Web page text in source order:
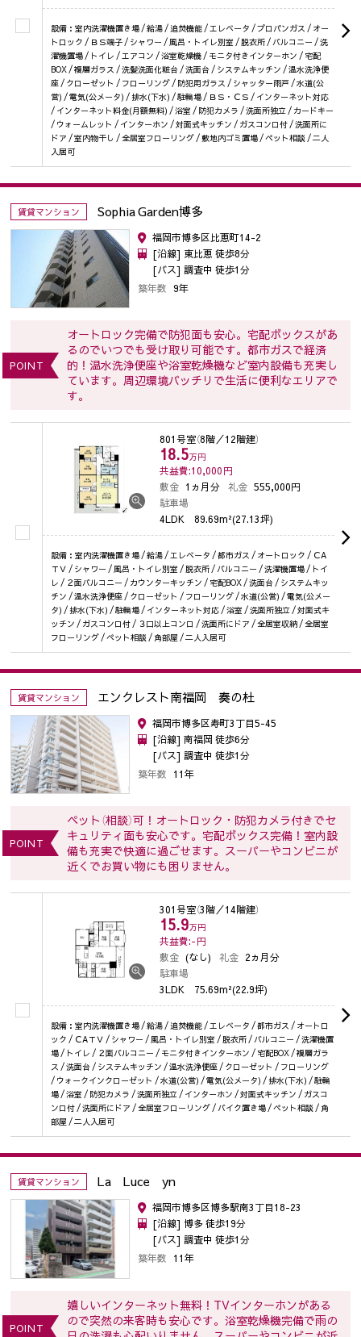
設備：室内洗濯機置き場 / 給湯 / 追焚機能 / エレベータ / プロパンガス / オー
トロック / ＢＳ端子 / シャワー / 風呂・トイレ別室 / 脱衣所 / バルコニー / 洗
濯機置場 / トイレ / エアコン / 浴室乾燥機 / モニタ付きインターホン / 宅配
BOX / 複層ガラス / 洗髪洗面化粧台 / 洗面台 / システムキッチン / 温水洗浄便
座 / クローゼット / フローリング / 防犯用ガラス / シャッター雨戸 / 水道(公
営) / 電気(公メータ) / 排水(下水) / 駐輪場 / ＢＳ・ＣＳ / インターネット対応
/ インターネット料金(月額無料) / 浴室 / 防犯カメラ / 洗面所独立 / カードキー
/ ウォームレット / インターホン / 対面式キッチン / ガスコンロ付 / 洗面所に
ドア / 室内物干し / 全居室フローリング / 敷地内ゴミ置場 / ペット相談 / 二人
入居可
賃貸マンション Sophia Garden博多
福岡市博多区比恵町14-2
[沿線] 東比恵 徒歩8分
[バス] 調査中 徒歩1分
築年数 9年
POINT
オートロック完備で防犯面も安心。宅配ボックスがあ
るのでいつでも受け取り可能です。都市ガスで経済
的！温水洗浄便座や浴室乾燥機など室内設備も充実し
ています。周辺環境バッチリで生活に便利なエリアで
す。
801号室（8階／12階建）
18.5万円
共益費:10,000円
敷金 1ヵ月分 礼金 555,000円
駐車場
4LDK 89.69m²(27.13坪)
設備：室内洗濯機置き場 / 給湯 / エレベータ / 都市ガス / オートロック / ＣA
ＴＶ / シャワー / 風呂・トイレ別室 / 脱衣所 / バルコニー / 洗濯機置場 / トイ
レ / ２面バルコニー / カウンターキッチン / 宅配BOX / 洗面台 / システムキッ
チン / 温水洗浄便座 / クローゼット / フローリング / 水道(公営) / 電気(公メー
タ) / 排水(下水) / 駐輪場 / インターネット対応 / 浴室 / 洗面所独立 / 対面式キ
ッチン / ガスコンロ付 / ３口以上コンロ / 洗面所にドア / 全居室収納 / 全居室
フローリング / ペット相談 / 角部屋 / 二人入居可
賃貸マンション エンクレスト南福岡 奏の杜
福岡市博多区寿町3丁目5-45
[沿線] 南福岡 徒歩6分
[バス] 調査中 徒歩1分
築年数 11年
POINT
ペット（相談）可！オートロック・防犯カメラ付きでセ
キュリティ面も安心です。宅配ボックス完備！室内設
備も充実で快適に過ごせます。スーパーやコンビニが
近くでお買い物にも困りません。
301号室（3階／14階建）
15.9万円
共益費:-円
敷金 (なし) 礼金 2ヵ月分
駐車場
3LDK 75.69m²(22.9坪)
設備：室内洗濯機置き場 / 給湯 / 追焚機能 / エレベータ / 都市ガス / オートロ
ック / ＣAＴＶ / シャワー / 風呂・トイレ別室 / 脱衣所 / バルコニー / 洗濯機置
場 / トイレ / ２面バルコニー / モニタ付きインターホン / 宅配BOX / 複層ガラ
ス / 洗面台 / システムキッチン / 温水洗浄便座 / クローゼット / フローリング
/ ウォークインクローゼット / 水道(公営) / 電気(公メータ) / 排水(下水) / 駐輪
場 / 浴室 / 防犯カメラ / 洗面所独立 / インターホン / 対面式キッチン / ガスコ
ンロ付 / 洗面所にドア / 全居室フローリング / バイク置き場 / ペット相談 / 角
部屋 / 二人入居可
賃貸マンション La Luce yn
福岡市博多区博多駅南3丁目18-23
[沿線] 博多 徒歩19分
[バス] 調査中 徒歩1分
築年数 11年
POINT
嬉しいインターネット無料！TVインターホンがある
ので突然の来客時も安心です。浴室乾燥機完備で雨の